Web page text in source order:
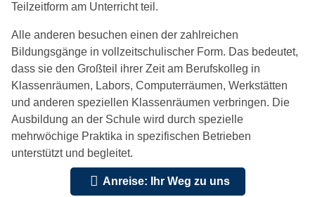
Teilzeitform am Unterricht teil.
Alle anderen besuchen einen der zahlreichen
Bildungsgänge in vollzeitschulischer Form. Das bedeutet,
dass sie den Großteil ihrer Zeit am Berufskolleg in
Klassenräumen, Labors, Computerräumen, Werkstätten
und anderen speziellen Klassenräumen verbringen. Die
Ausbildung an der Schule wird durch spezielle
mehrwöchige Praktika in spezifischen Betrieben
unterstützt und begleitet.
Anreise: Ihr Weg zu uns